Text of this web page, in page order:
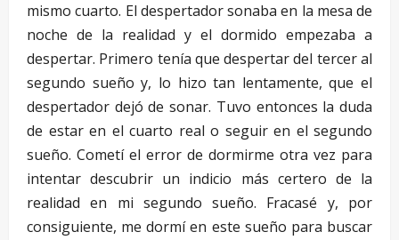
mismo cuarto. El despertador sonaba en la mesa de
noche de la realidad y el dormido empezaba a
despertar. Primero tenía que despertar del tercer al
segundo sueño y, lo hizo tan lentamente, que el
despertador dejó de sonar. Tuvo entonces la duda
de estar en el cuarto real o seguir en el segundo
sueño. Cometí el error de dormirme otra vez para
intentar descubrir un indicio más certero de la
realidad en mi segundo sueño. Fracasé y, por
consiguiente, me dormí en este sueño para buscar